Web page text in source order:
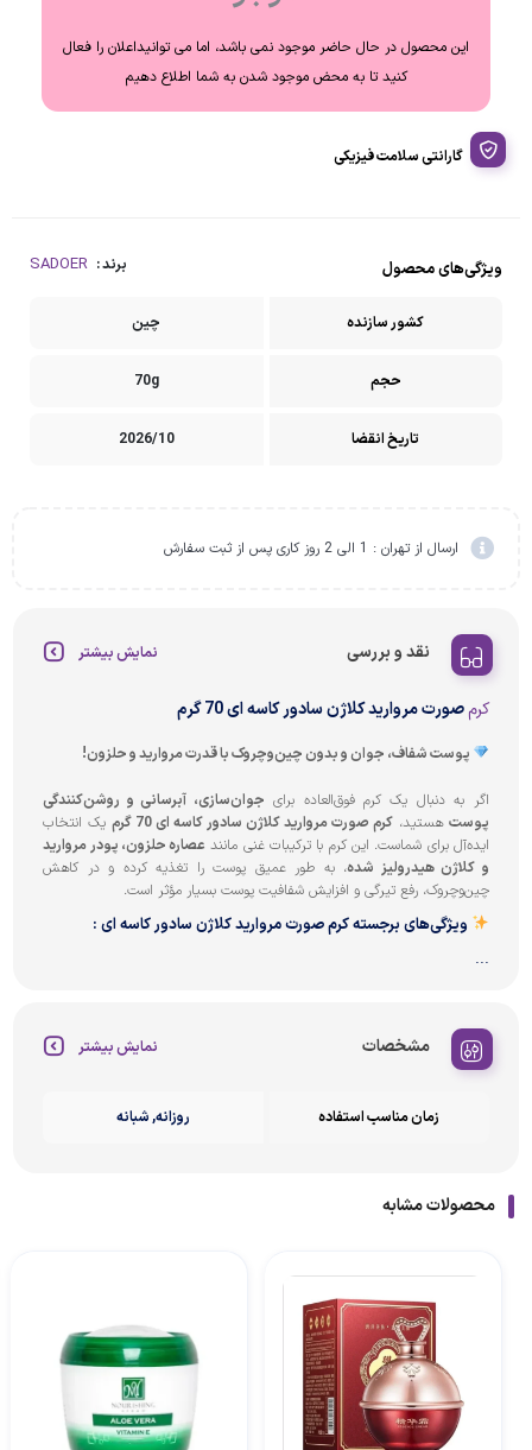
این محصول در حال حاضر موجود نمی باشد، اما می توانیداعلان را فعال
کنید تا به محض موجود شدن به شما اطلاع دهیم
گارانتی سلامت فیزیکی
برند : SADOER ویژگی‌های محصول
کشور سازنده چین
حجم 70g
تاریخ انقضا 2026/10
ارسال از تهران : 1 الی 2 روز کاری پس از ثبت سفارش
نقد و بررسی نمایش بیشتر
کرمصورت مروارید کلاژن سادور کاسه ای 70 گرم
پوست شفاف، جوان و بدون چین‌وچروک با قدرت مروارید و حلزون!
اگر به دنبال یک کرم فوق‌العاده برای جوان‌سازی، آبرسانی و روشن‌کنندگی
پوست هستید،کرم صورت مروارید کلاژن سادور کاسه ای 70 گرم
یک انتخاب
ایده‌آل برای شماست. این کرم با ترکیبات غنی مانند عصاره حلزون، پودر مروارید
و کلاژن هیدرولیز شده، به طور عمیق پوست را تغذیه کرده و در کاهش
چین‌وچروک، رفع تیرگی و افزایش شفافیت پوست بسیار مؤثر است.
ویژگی‌های برجسته کرم صورت مروارید کلاژن سادور کاسه ای :
...
مشخصات نمایش بیشتر
زمان مناسب استفاده روزانه, شبانه
محصولات مشابه